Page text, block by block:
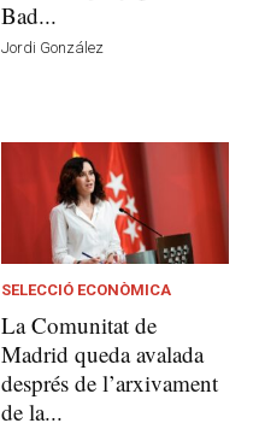
Bad...
Jordi González
SELECCIÓ ECONÒMICA
La Comunitat de
Madrid queda avalada
després de l’arxivament
de la...